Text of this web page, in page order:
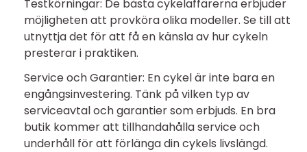
Testkörningar: De bästa cykelaffärerna erbjuder
möjligheten att provköra olika modeller. Se till att
utnyttja det för att få en känsla av hur cykeln
presterar i praktiken.
Service och Garantier: En cykel är inte bara en
engångsinvestering. Tänk på vilken typ av
serviceavtal och garantier som erbjuds. En bra
butik kommer att tillhandahålla service och
underhåll för att förlänga din cykels livslängd.